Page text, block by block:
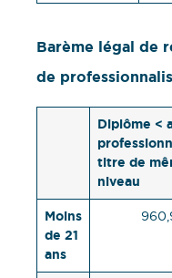
Barème légal de
de
Diplôme <
titre de
niveau
Moins
de 21
ans